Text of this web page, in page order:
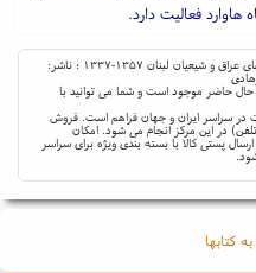
فعالیت دارد.
کتاب شاه و شطرنج قدرت در خاورمیانه ، ایران، کردهای عراق و شیعیان لبنان ۱۳۵۷-۱۳۳۷ ؛ ناشر:
حال حاضر موجود است و شما می توانید با
در سراسر ایران و جهان فراهم است. فروش
در این مرکز انجام می شود. امکان
پستی کالا با بسته بندی ویژه برای سراسر
کتابها